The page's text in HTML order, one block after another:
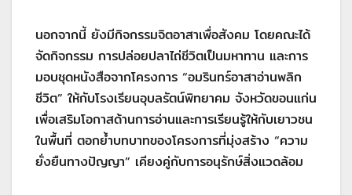
นอกจากนี้ ยังมีกิจกรรมจิตอาสาเพื่อสังคม โดยคณะได้
จัดกิจกรรม การปล่อยปลาไถ่ชีวิตเป็นมหาทาน และการ
มอบชุดหนังสือจากโครงการ “อมรินทร์อาสาอ่านพลิก
ชีวิต” ให้กับโรงเรียนอุบลรัตน์พิทยาคม จังหวัดขอนแก่น
เพื่อเสริมโอกาสด้านการอ่านและการเรียนรู้ให้กับเยาวชน
ในพื้นที่ ตอกย้ำบทบาทของโครงการที่มุ่งสร้าง “ความ
ยั่งยืนทางปัญญา” เคียงคู่กับการอนุรักษ์สิ่งแวดล้อม